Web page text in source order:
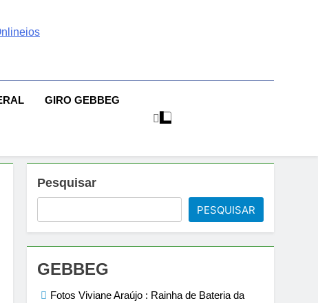
| Sexo | Casas De
Fotográficos
Musas Brasileiras Sensual
GIRO GEBBEG
Pesquisar
PESQUISAR
GEBBEG
Fotos Viviane Araújo : Rainha de Bateria da